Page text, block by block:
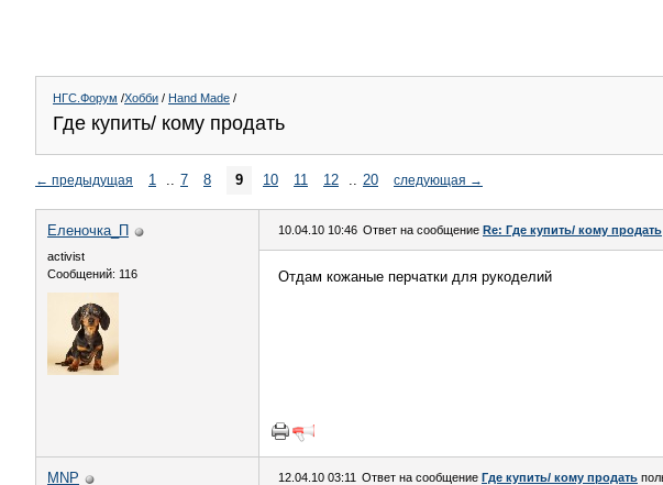
НГС.Форум /Хобби / Hand Made /
Где купить/ кому продать
← предыдущая 1 .. 7 8 9 10 11 12 .. 20 следующая →
Еленочка_П
activist
Сообщений: 116
10.04.10 10:46 Ответ на сообщение Re: Где купить/ кому продать
Отдам кожаные перчатки для рукоделий
MNP 12.04.10 03:11 Ответ на сообщение Где купить/ кому продать